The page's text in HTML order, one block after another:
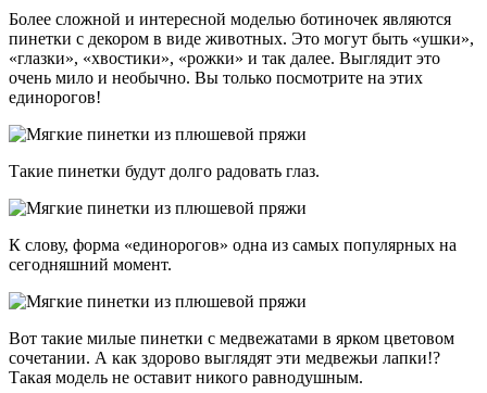
Более сложной и интересной моделью ботиночек являются
пинетки с декором в виде животных. Это могут быть «ушки»,
«глазки», «хвостики», «рожки» и так далее. Выглядит это
очень мило и необычно. Вы только посмотрите на этих
единорогов!
Такие пинетки будут долго радовать глаз.
К слову, форма «единорогов» одна из самых популярных на
сегодняшний момент.
Вот такие милые пинетки с медвежатами в ярком цветовом
сочетании. А как здорово выглядят эти медвежьи лапки!?
Такая модель не оставит никого равнодушным.